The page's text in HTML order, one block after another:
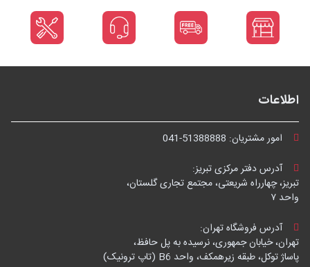
اطلاعات
امور مشتریان: 041-51388888
آدرس دفتر مرکزی تبریز:
تبریز، چهارراه شریعتی، مجتمع تجاری گلستان،
واحد ۷
آدرس فروشگاه تهران:
تهران، خیابان جمهوری، نرسیده به پل حافظ،
پاساژ توکل، طبقه زیرهمکف، واحد B6 (تاپ ترونیک)